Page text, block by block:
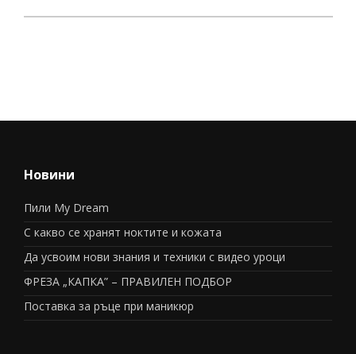
Новини
Пили My Dream
С какво се хранят ноктите и кожата
Да усвоим нови знания и техники с видео уроци
ФРЕЗА „КАПКА” – ПРАВИЛЕН ПОДБОР
Поставка за ръце при маникюр